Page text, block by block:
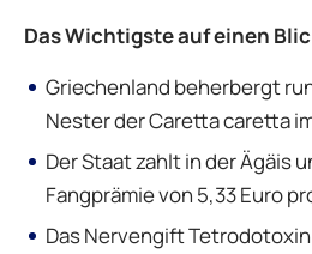
Das Wichtigste auf einen
Griechenland beherbergt
Nester der Caretta caretta
Der Staat zahlt in der Ägäis
Fangprämie von 5,33 Euro
Das Nervengift